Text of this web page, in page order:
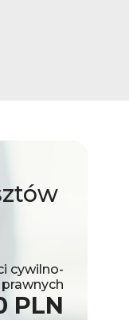
cywilno-
prawnych
PLN